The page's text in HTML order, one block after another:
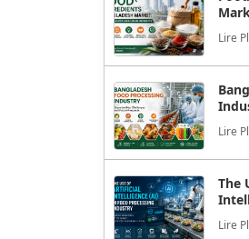
Lire
Lire
The
Lire